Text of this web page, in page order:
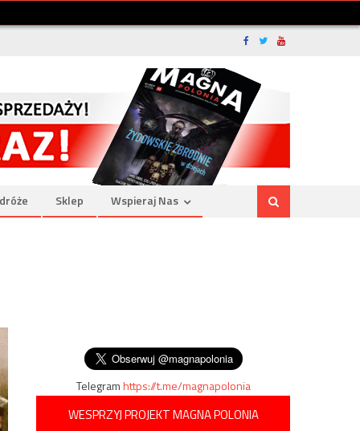
Sklep Wspieraj Nas
Telegramhttps://t.me/magnapolonia
WESPRZYJ PROJEKT MAGNA POLONIA